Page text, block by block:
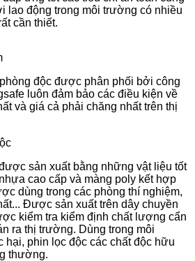
lao động trong môi trường có nhiều
cần thiết.
độc được phân phối bởi công
luôn đảm bảo các điều kiện về
và giá cả phải chăng nhất trên thị
sản xuất bằng những vật liệu tốt
cao cấp và màng poly kết hợp
dùng trong các phòng thí nghiệm,
Được sản xuất trên dây chuyền
kiểm tra kiểm định chất lượng cẩn
ra thị trường. Dùng trong môi
hại, phin lọc độc các chất độc hữu
thường.